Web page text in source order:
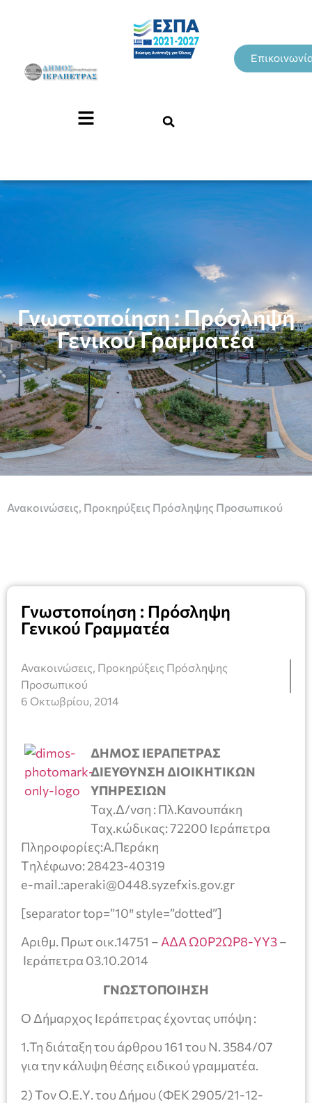
Γνωστοποίηση : Πρόσληψη
Γενικού Γραμματέα
Ανακοινώσεις Προκηρύξεις Πρόσληψης Προσωπικού
Γνωστοποίηση : Πρόσληψη
Γενικού Γραμματέα
Ανακοινώσεις Προκηρύξεις Πρόσληψης
Προσωπικού
6 Οκτωβρίου, 2014
ΔΗΜΟΣ ΙΕΡΑΠΕΤΡΑΣ
ΔΙΕΥΘΥΝΣΗ ΔΙΟΙΚΗΤΙΚΩΝ
ΥΠΗΡΕΣΙΩΝ
Ταχ.Δ/νση : Πλ.Κανουπάκη
Ταχ.κώδικας: 72200 Ιεράπετρα
Πληροφορίες:Α.Περάκη
Tηλέφωνο: 28423-40319
e-mail.:aperaki@0448.syzefxis.gov.gr
[separator top=”10″ style=”dotted”]
Αριθμ. Πρωτ οικ.14751 – ΑΔΑ Ω0Ρ2ΩΡ8-ΥΥ3–
Ιεράπετρα 03.10.2014
ΓΝΩΣΤΟΠΟΙΗΣΗ
Ο Δήμαρχος Ιεράπετρας έχοντας υπόψη :
1.Τη διάταξη του άρθρου 161 του Ν. 3584/07
για την κάλυψη θέσης ειδικού γραμματέα.
2) Τον Ο.Ε.Υ. του Δήμου (ΦΕΚ 2905/21-12-